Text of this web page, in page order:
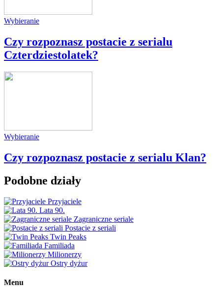
Wybieranie
Czy rozpoznasz postacie z serialu
Czterdziestolatek?
Wybieranie
Czy rozpoznasz postacie z serialu Klan?
Podobne działy
Przyjaciele
Lata 90.
Zagraniczne seriale
Postacie z seriali
Twin Peaks
Familiada
Milionerzy
Ostry dyżur
Menu